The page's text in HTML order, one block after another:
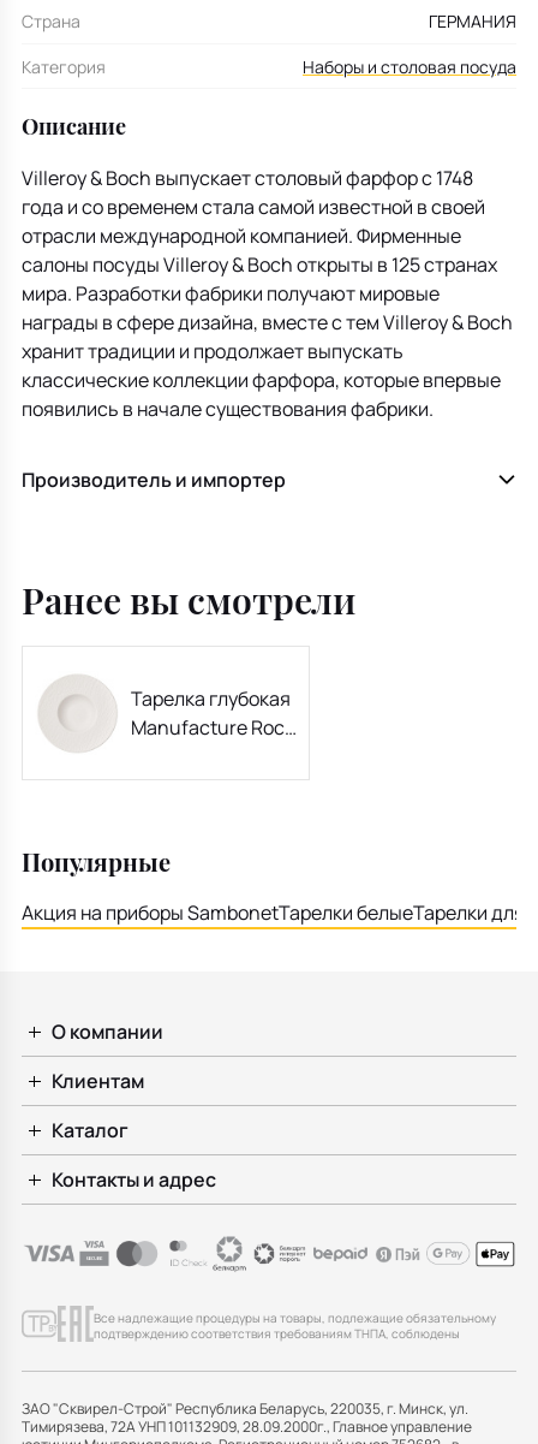
Страна
ГЕРМАНИЯ
Категория
Наборы и столовая посуда
Описание
Villeroy & Boch выпускает столовый фарфор с 1748
года и со временем стала самой известной в своей
отрасли международной компанией. Фирменные
салоны посуды Villeroy & Boch открыты в 125 странах
мира. Разработки фабрики получают мировые
награды в сфере дизайна, вместе с тем Villeroy & Boch
хранит традиции и продолжает выпускать
классические коллекции фарфора, которые впервые
появились в начале существования фабрики.
Производитель и импортер
Ранее вы смотрели
Тарелка глубокая
Manufacture Rock
бортом
Популярные
Акция на приборы SambonetТарелки белыеТарелки для
О компании
Клиентам
Каталог
Контакты и адрес
Все надлежащие процедуры на товары, подлежащие обязательному
подтверждению соответствия требованиям ТНПА, соблюдены
ЗАО "Сквирел-Строй" Республика Беларусь, 220035, г. Минск, ул.
Тимирязева, 72А УНП 101132909, 28.09.2000г., Главное управление